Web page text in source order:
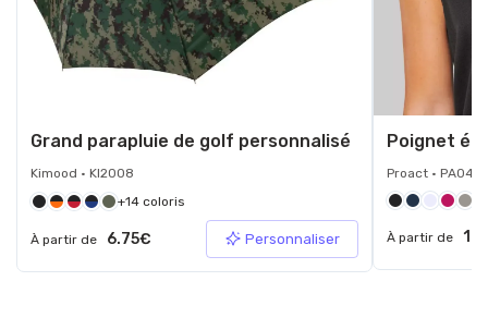
Grand parapluie de golf personnalisé
Kimood • KI2008
+14 coloris
À partir de 6.75€ Personnaliser
Poignet
Proact • PA049
À partir de